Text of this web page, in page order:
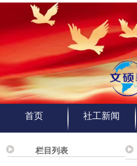
首页 社工新闻
栏目列表